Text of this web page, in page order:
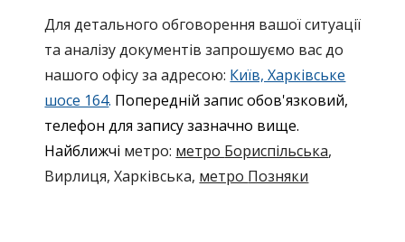
Для детального обговорення вашої ситуації
та аналізу документів запрошуємо вас до
нашого офісу за адресою: Київ, Харківське
шосе 164. Попередній запис обов'язковий,
телефон для запису зазначно вище.
Найближчі метро: метро Бориспільська,
Вирлиця,Харківська, метро Позняки